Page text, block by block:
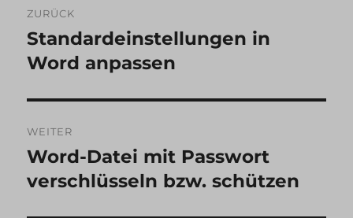
ZURÜCK
Vorheriger
Beitrag:
Standardeinstellungen in
Word anpassen
WEITER
Nächster
Beitrag:
Word-Datei mit Passwort
verschlüsseln bzw. schützen